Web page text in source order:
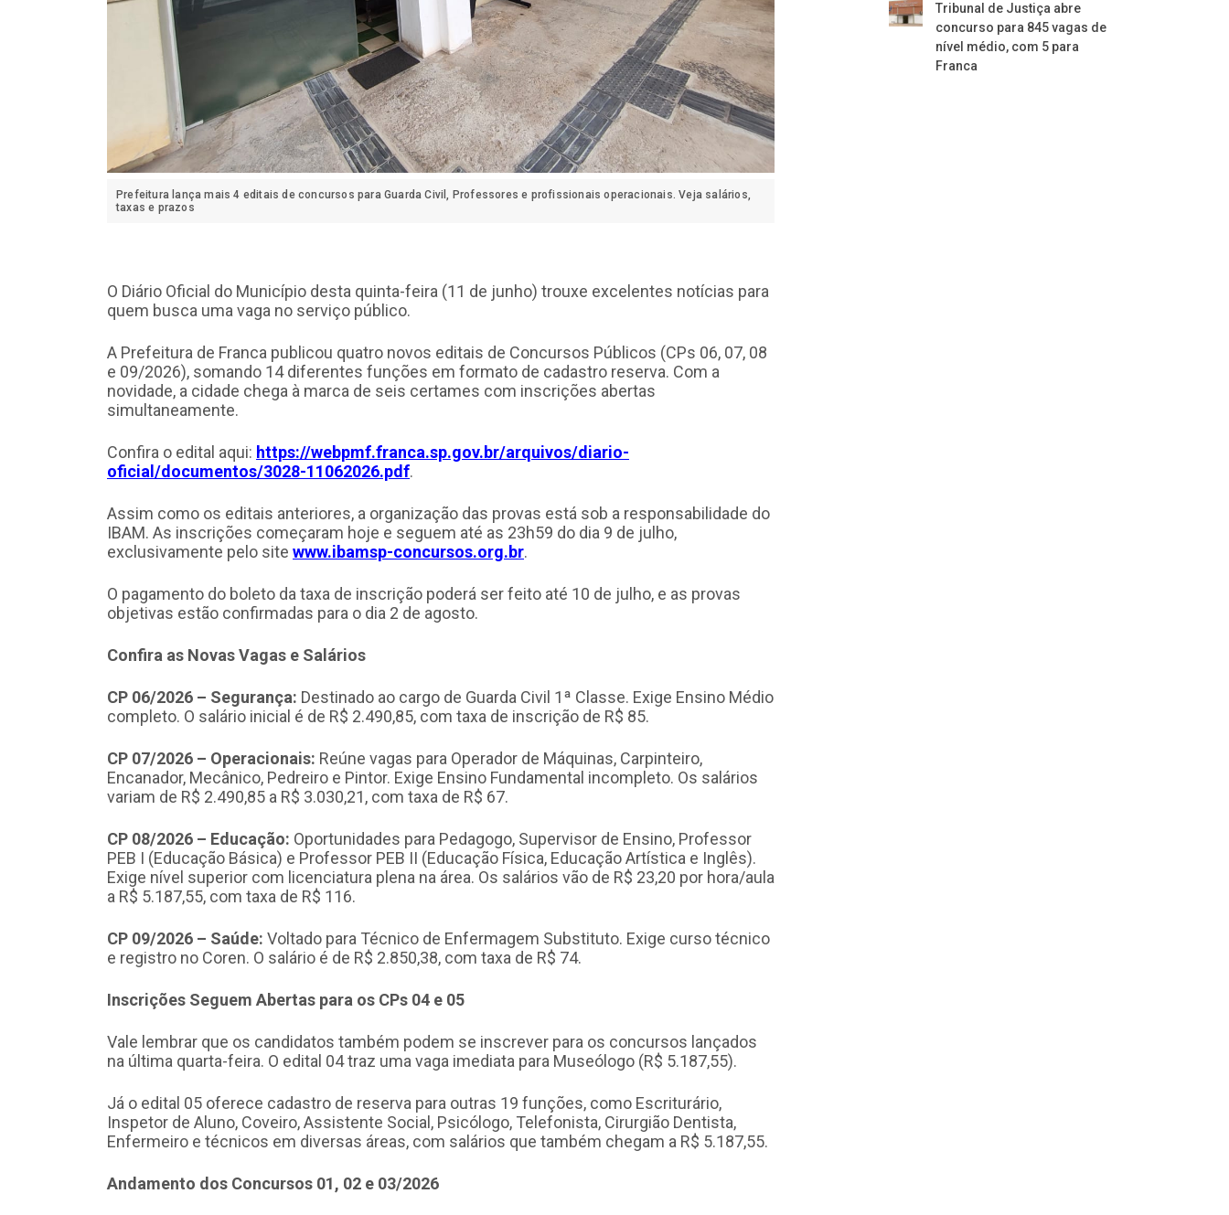
Prefeitura lança mais 4 editais de concursos para Guarda Civil, Professores e profissionais operacionais. Veja salários,
taxas e prazos
O Diário Oficial do Município desta quinta-feira (11 de junho) trouxe excelentes notícias para
quem busca uma vaga no serviço público.
A Prefeitura de Franca publicou quatro novos editais de Concursos Públicos (CPs 06, 07, 08
e 09/2026), somando 14 diferentes funções em formato de cadastro reserva. Com a
novidade, a cidade chega à marca de seis certames com inscrições abertas
simultaneamente.
Confira o edital aqui: https://webpmf.franca.sp.gov.br/arquivos/diario-
oficial/documentos/3028-11062026.pdf.
Assim como os editais anteriores, a organização das provas está sob a responsabilidade do
IBAM. As inscrições começaram hoje e seguem até as 23h59 do dia 9 de julho,
exclusivamente pelo site www.ibamsp-concursos.org.br.
O pagamento do boleto da taxa de inscrição poderá ser feito até 10 de julho, e as provas
objetivas estão confirmadas para o dia 2 de agosto.
Confira as Novas Vagas e Salários
CP 06/2026 – Segurança: Destinado ao cargo de Guarda Civil 1ª Classe. Exige Ensino Médio
completo. O salário inicial é de R$ 2.490,85, com taxa de inscrição de R$ 85.
CP 07/2026 – Operacionais: Reúne vagas para Operador de Máquinas, Carpinteiro,
Encanador, Mecânico, Pedreiro e Pintor. Exige Ensino Fundamental incompleto. Os salários
variam de R$ 2.490,85 a R$ 3.030,21, com taxa de R$ 67.
CP 08/2026 – Educação: Oportunidades para Pedagogo, Supervisor de Ensino, Professor
PEB I (Educação Básica) e Professor PEB II (Educação Física, Educação Artística e Inglês).
Exige nível superior com licenciatura plena na área. Os salários vão de R$ 23,20 por hora/aula
a R$ 5.187,55, com taxa de R$ 116.
CP 09/2026 – Saúde: Voltado para Técnico de Enfermagem Substituto. Exige curso técnico
e registro no Coren. O salário é de R$ 2.850,38, com taxa de R$ 74.
Inscrições Seguem Abertas para os CPs 04 e 05
Vale lembrar que os candidatos também podem se inscrever para os concursos lançados
na última quarta-feira. O edital 04 traz uma vaga imediata para Museólogo (R$ 5.187,55).
Já o edital 05 oferece cadastro de reserva para outras 19 funções, como Escriturário,
Inspetor de Aluno, Coveiro, Assistente Social, Psicólogo, Telefonista, Cirurgião Dentista,
Enfermeiro e técnicos em diversas áreas, com salários que também chegam a R$ 5.187,55.
Andamento dos Concursos 01, 02 e 03/2026
Tribunal de Justiça abre
concurso para 845 vagas de
nível médio, com 5 para
Franca